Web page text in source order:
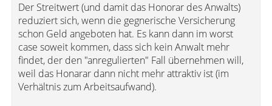
Der Streitwert (und damit das Honorar des Anwalts)
reduziert sich, wenn die gegnerische Versicherung
schon Geld angeboten hat. Es kann dann im worst
case soweit kommen, dass sich kein Anwalt mehr
findet, der den "anregulierten" Fall übernehmen will,
weil das Honarar dann nicht mehr attraktiv ist (im
Verhältnis zum Arbeitsaufwand).